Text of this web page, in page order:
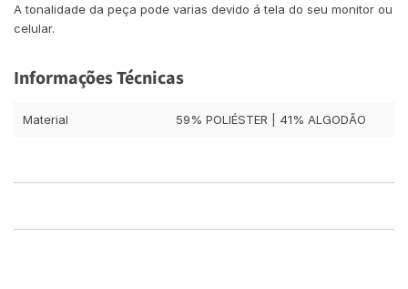
A tonalidade da peça pode varias devido á tela do seu monitor ou
celular.
Informações Técnicas
Material 59% POLIÉSTER | 41% ALGODÃO